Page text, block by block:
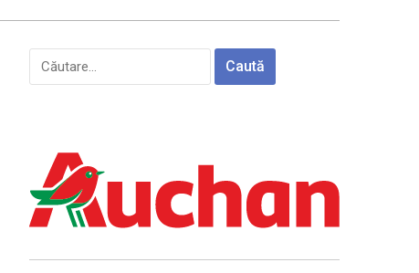
Caută
după: